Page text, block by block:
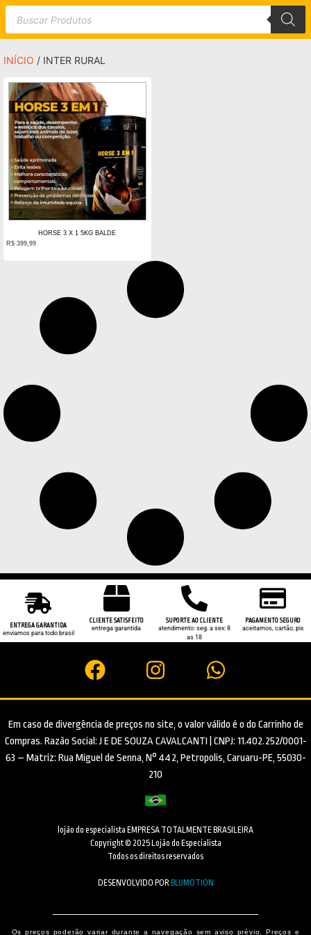
INÍCIO / INTER RURAL
HORSE 3 X 1 5KG BALDE
R$ 399,99
ENTREGA GARANTIDA
enviamos para todo brasil
CLIENTE SATISFEITO
entrega garantida
SUPORTE AO CLIENTE
atendimento: seg. a sex: 8
as 18
PAGAMENTO SEGURO
aceitamos, cartão, pix
Em caso de divergência de preços no site, o valor válido é o do Carrinho de
Compras. Razão Social: J E DE SOUZA CAVALCANTI | CNPJ: 11.402.252/0001-
63 – Matriz: Rua Miguel de Senna, N° 442, Petropolis, Caruaru-PE, 55030-
210
lojão do especialista EMPRESA TOTALMENTE BRASILEIRA
Copyright © 2025 Lojão do Especialista
Todos os direitos reservados
DESENVOLVIDO POR BLUMOTION
Os preços poderão variar durante a navegação sem aviso prévio. Preços e